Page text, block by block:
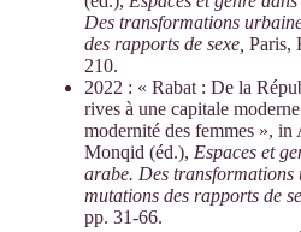
Des transformations
des rapports de sexe, Paris,
210.
2022 : « Rabat : De la
rives à une capitale
modernité des femmes », in
Monqid (éd.), Espaces et
arabe. Des transformations
mutations des rapports de
pp. 31-66.